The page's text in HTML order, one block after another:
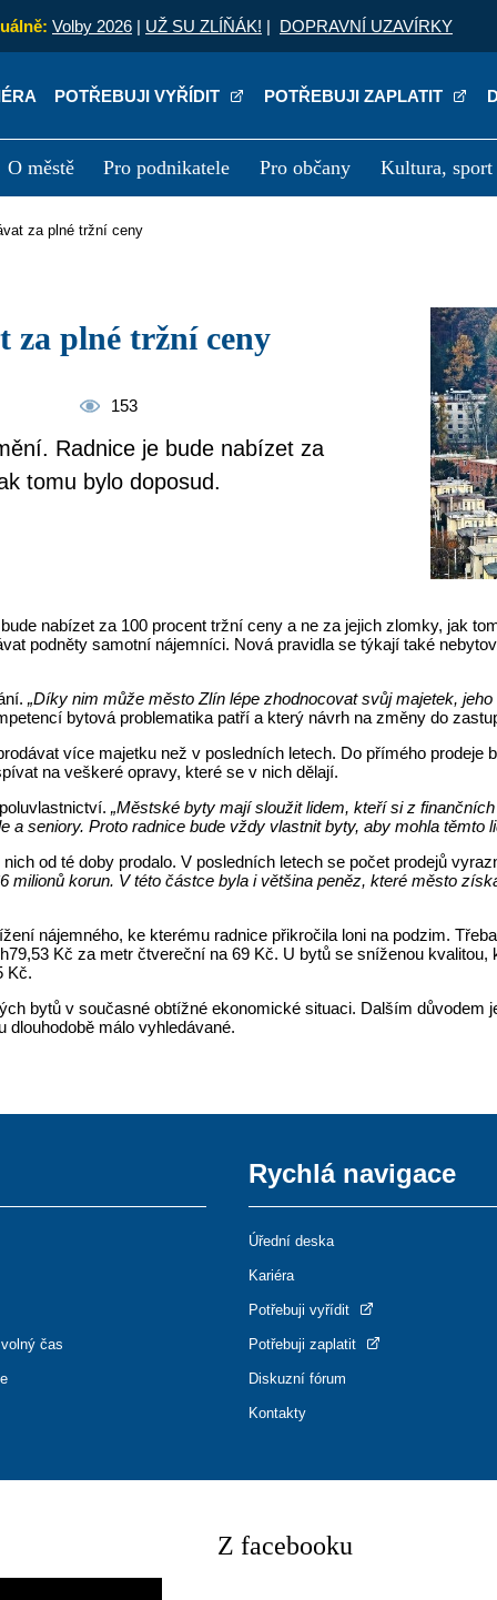
Volby 2026 | UŽ SU ZLÍŇÁK! | DOPRAVNÍ UZAVÍRKY
POTŘEBUJI VYŘÍDIT POTŘEBUJI ZAPLATIT
O městě Pro podnikatele Pro občany Kultura, sport
za plné tržní ceny
za plné tržní ceny
153
Radnice je bude nabízet za
tomu bylo doposud.
nabízet za 100 procent tržní ceny a ne za jejich zlomky, jak
podněty samotní nájemníci. Nová pravidla se týkají také
„Díky nim může město Zlín lépe zhodnocovat svůj majetek,
bytová problematika patří a který návrh na změny do
více majetku než v posledních letech. Do přímého
na veškeré opravy, které se v nich dělají.
„Městské byty mají sloužit lidem, kteří si z
seniory. Proto radnice bude vždy vlastnit byty, aby mohla těmto
od té doby prodalo. V posledních letech se počet prodejů
milionů korun. V této částce byla i většina peněz, které město
nájemného, ke kterému radnice přikročila loni na podzim.
Kč za metr čtvereční na 69 Kč. U bytů se sníženou
Kč.
bytů v současné obtížné ekonomické situaci. Dalším
málo vyhledávané.
čas
Rychlá navigace
Úřední deska
Kariéra
Potřebuji vyřídit
Potřebuji zaplatit
Diskuzní fórum
Kontakty
Z facebooku